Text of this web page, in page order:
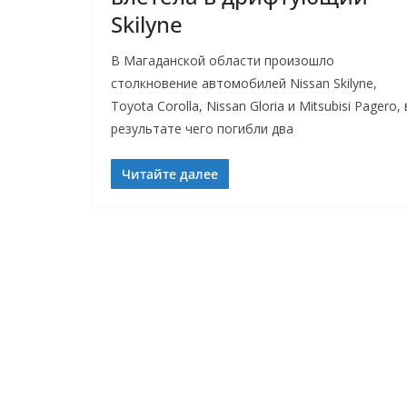
Skilyne
В Магаданской области произошло
столкновение автомобилей Nissan Skilyne,
Toyota Corolla, Nissan Gloria и Mitsubisi Pagero,
результате чего погибли два
Читайте далее